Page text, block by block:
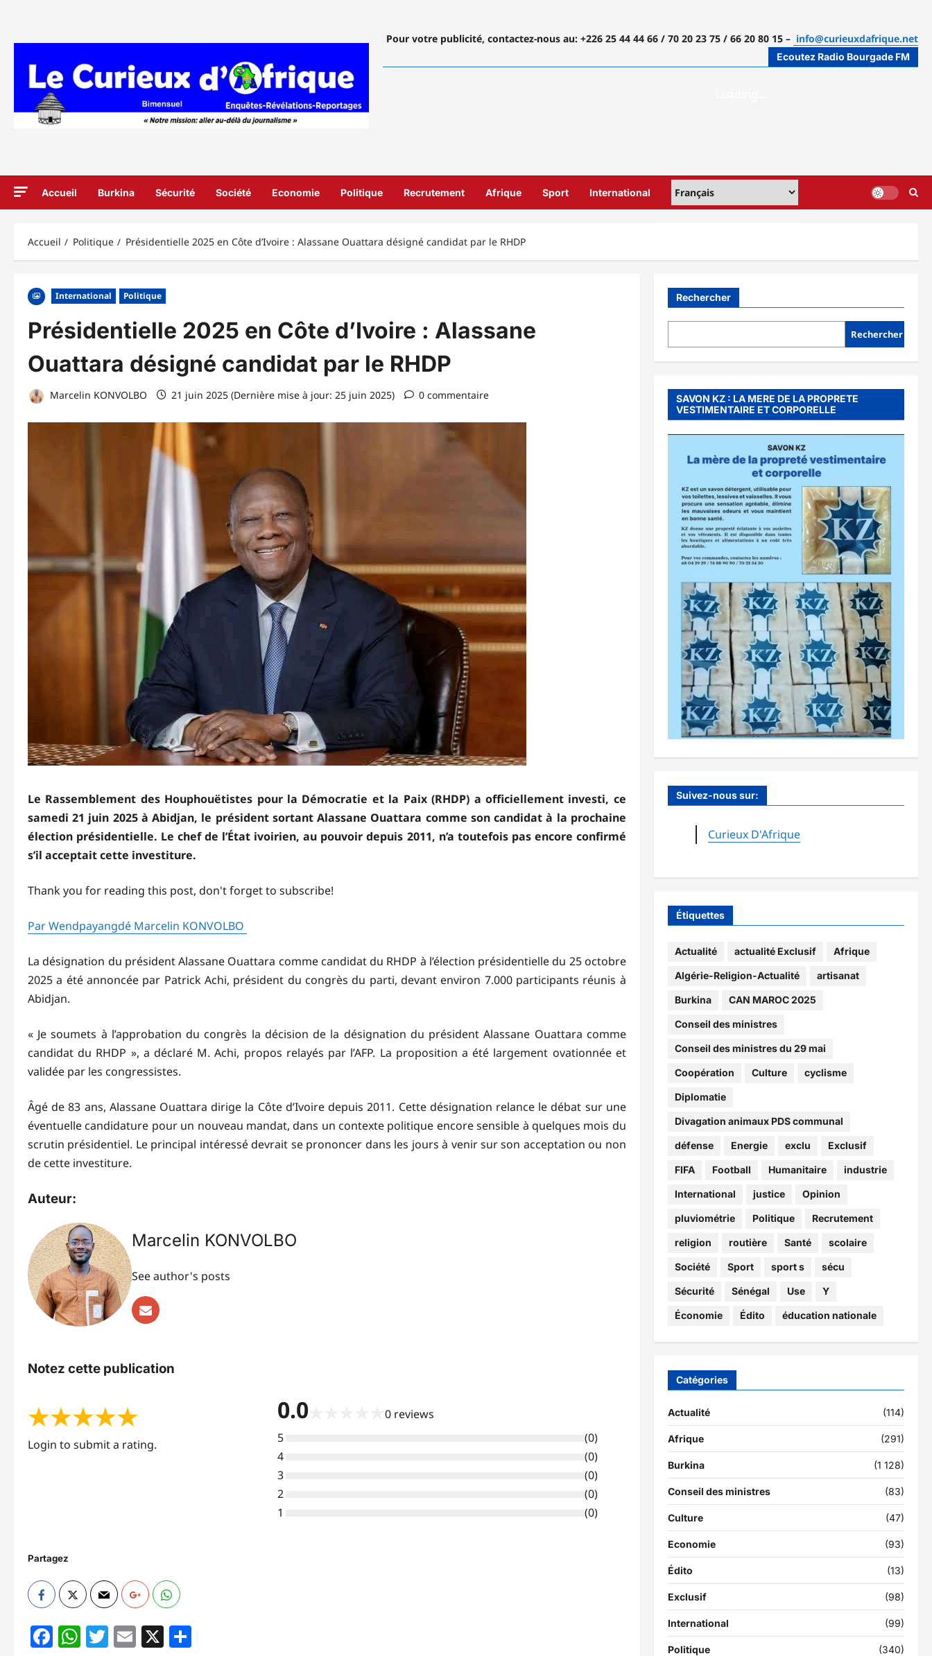
Pour votre publicité, contactez-nous au: +226 25 44 44 66 / 70 20 23 75 / 66 20 80 15 – info@curieuxdafrique.net
Ecoutez Radio Bourgade FM
Accueil Burkina Sécurité Société Economie Politique Recrutement Afrique Sport International
Accueil Politique Présidentielle 2025 en Côte d’Ivoire : Alassane Ouattara désigné candidat par le RHDP
International Politique
Présidentielle 2025 en Côte d’Ivoire : Alassane
Ouattara désigné candidat par le RHDP
Marcelin KONVOLBO 21 juin 2025 (Dernière mise à jour: 25 juin 2025) 0 commentaire
Le Rassemblement des Houphouëtistes pour la Démocratie et la Paix (RHDP) a officiellement investi, ce
samedi 21 juin 2025 à Abidjan, le président sortant Alassane Ouattara comme son candidat à la prochaine
élection présidentielle. Le chef de l’État ivoirien, au pouvoir depuis 2011, n’a toutefois pas encore confirmé
s’il acceptait cette investiture.
Thank you for reading this post, don't forget to subscribe!
Par Wendpayangdé Marcelin KONVOLBO
La désignation du président Alassane Ouattara comme candidat du RHDP à l’élection présidentielle du 25 octobre
2025 a été annoncée par Patrick Achi, président du congrès du parti, devant environ 7.000 participants réunis à
Abidjan.
« Je soumets à l’approbation du congrès la décision de la désignation du président Alassane Ouattara comme
candidat du RHDP », a déclaré M. Achi, propos relayés par l’AFP. La proposition a été largement ovationnée et
validée par les congressistes.
Âgé de 83 ans, Alassane Ouattara dirige la Côte d’Ivoire depuis 2011. Cette désignation relance le débat sur une
éventuelle candidature pour un nouveau mandat, dans un contexte politique encore sensible à quelques mois du
scrutin présidentiel. Le principal intéressé devrait se prononcer dans les jours à venir sur son acceptation ou non
de cette investiture.
Auteur:
Marcelin KONVOLBO
See author's posts
Notez cette publication
★★★★★
Login to submit a rating.
0.0★ 0 reviews
5
(0)
4
(0)
3
(0)
2
(0)
1
(0)
Partagez
Facebook
WhatsApp
Twitter
Email
X
Rechercher
Rechercher
SAVON KZ : LA MERE DE LA PROPRETE
VESTIMENTAIRE ET CORPORELLE
Suivez-nous sur:
Curieux D'Afrique
Étiquettes
Actualité actualité Exclusif Afrique
Algérie-Religion-Actualité artisanat
Burkina CAN MAROC 2025
Conseil des ministres
Conseil des ministres du 29 mai
Coopération Culture cyclisme
Diplomatie
Divagation animaux PDS communal
défense Energie exclu Exclusif
FIFA Football Humanitaire industrie
International justice Opinion
pluviométrie Politique Recrutement
religion routière Santé scolaire
Société Sport sport s sécu
Sécurité Sénégal Use Y
Économie Édito éducation nationale
Catégories
Actualité (114)
Afrique (291)
Burkina (1 128)
Conseil des ministres (83)
Culture (47)
Economie (93)
Édito (13)
Exclusif (98)
International (99)
Politique (340)